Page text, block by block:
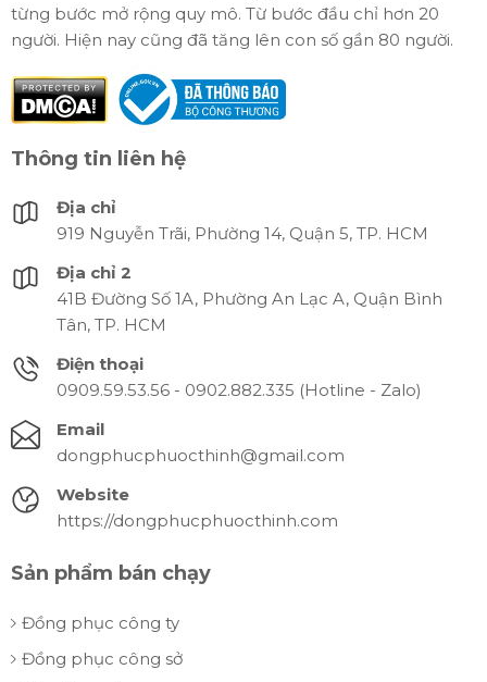
từng bước mở rộng quy mô. Từ bước đầu chỉ hơn 20
người. Hiện nay cũng đã tăng lên con số gần 80 người.
Thông tin liên hệ
Địa chỉ
919 Nguyễn Trãi, Phường 14, Quận 5, TP. HCM
Địa chỉ 2
41B Đường Số 1A, Phường An Lạc A, Quận Bình
Tân, TP. HCM
Điện thoại
0909.59.53.56 - 0902.882.335 (Hotline - Zalo)
Email
dongphucphuocthinh@gmail.com
Website
https://dongphucphuocthinh.com
Sản phẩm bán chạy
Đồng phục công ty
Đồng phục công sở